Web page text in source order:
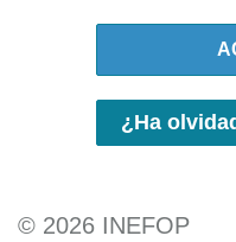
¿Ha
© 2026 INEFOP